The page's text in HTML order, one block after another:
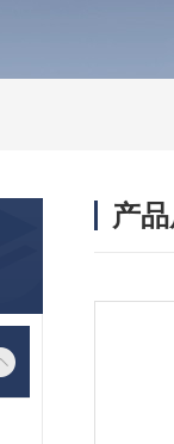
产